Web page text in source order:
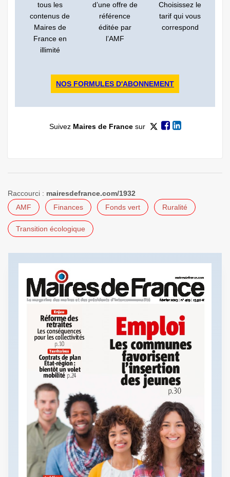
tous les
contenus de
Maires de
France en
illimité
d’une offre de
référence
éditée par
l’AMF
Choisissez le
tarif qui vous
correspond
NOS FORMULES D'ABONNEMENT
Suivez Maires de Francesur
Raccourci : mairesdefrance.com/1932
AMF
Finances Fonds vert Ruralité
Transition écologique